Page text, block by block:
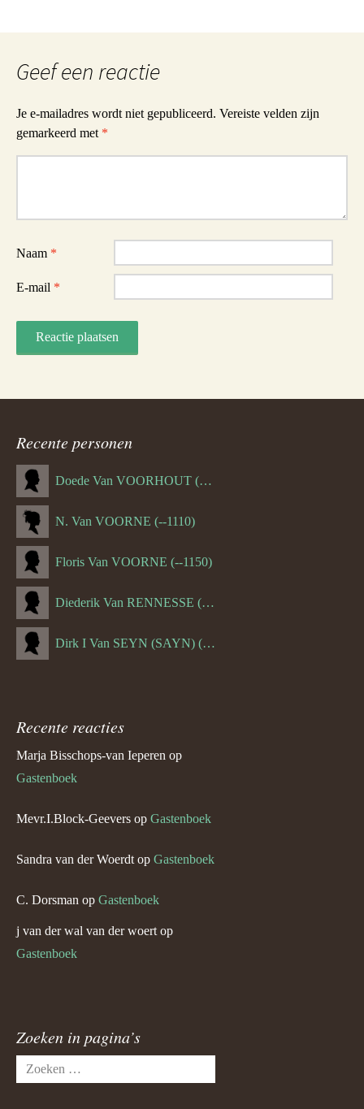
Geef een reactie
Je e-mailadres wordt niet gepubliceerd. Vereiste velden zijn
gemarkeerd met *
Naam *
E-mail *
Recente personen
Doede Van VOORHOUT (Van FORNEHOLT) (--1101)
N. Van VOORNE (--1110)
Floris Van VOORNE (--1150)
Diederik Van RENNESSE (--1144)
Dirk I Van SEYN (SAYN) (--1120)
Recente reacties
Marja Bisschops-van Ieperen op
Gastenboek
Mevr.I.Block-Geevers op Gastenboek
Sandra van der Woerdt op Gastenboek
C. Dorsman op Gastenboek
j van der wal van der woert op
Gastenboek
Zoeken in pagina’s
Zoeken
naar: